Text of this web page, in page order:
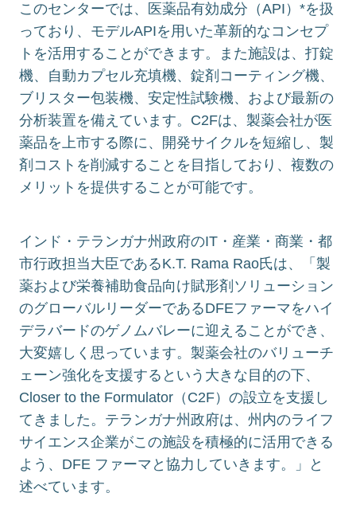
このセンターでは、医薬品有効成分（API）*を扱
っており、モデルAPIを用いた革新的なコンセプ
トを活用することができます。また施設は、打錠
機、自動カプセル充填機、錠剤コーティング機、
ブリスター包装機、安定性試験機、および最新の
分析装置を備えています。C2Fは、製薬会社が医
薬品を上市する際に、開発サイクルを短縮し、製
剤コストを削減することを目指しており、複数の
メリットを提供することが可能です。
インド・テランガナ州政府のIT・産業・商業・都
市行政担当大臣であるK.T. Rama Rao氏は、「製
薬および栄養補助食品向け賦形剤ソリューション
のグローバルリーダーであるDFEファーマをハイ
デラバードのゲノムバレーに迎えることができ、
大変嬉しく思っています。製薬会社のバリューチ
ェーン強化を支援するという大きな目的の下、
Closer to the Formulator（C2F）の設立を支援し
てきました。テランガナ州政府は、州内のライフ
サイエンス企業がこの施設を積極的に活用できる
よう、DFE ファーマと協力していきます。」と
述べています。